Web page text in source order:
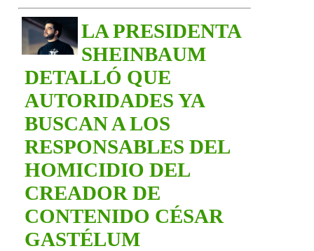
LA PRESIDENTA
SHEINBAUM
DETALLÓ QUE
AUTORIDADES YA
BUSCAN A LOS
RESPONSABLES DEL
HOMICIDIO DEL
CREADOR DE
CONTENIDO CÉSAR
GASTÉLUM